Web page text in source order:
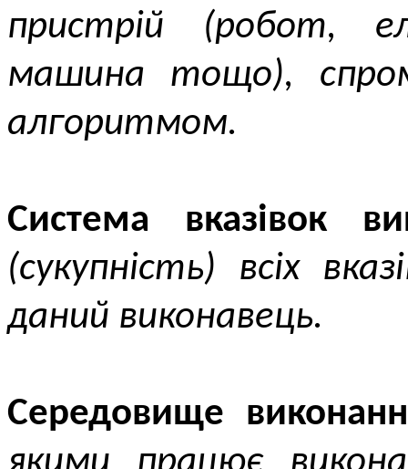
пристрій (робот,
машина тощо),
алгоритмом.
Система вказівок
(сукупність) всіх
даний виконавець.
Середовище